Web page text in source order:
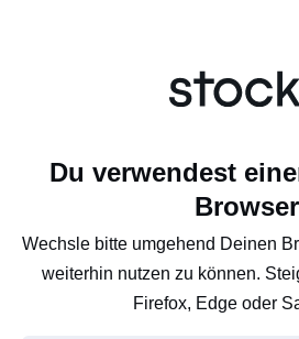
Du verwendest
Browser
Wechsle bitte umgehend Deinen
weiterhin nutzen zu können.
Firefox, Edge oder